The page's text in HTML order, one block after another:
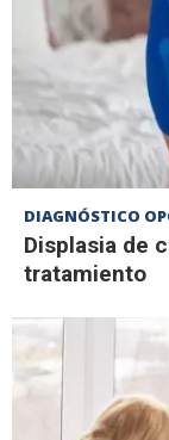
DIAGNÓSTICO
Displasia de
tratamiento